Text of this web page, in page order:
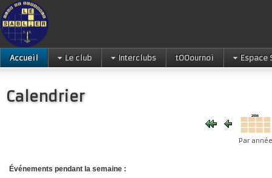
Accueil Le club Interclubs tOOournoi Espace
Calendrier
Par année
Événements pendant la semaine :